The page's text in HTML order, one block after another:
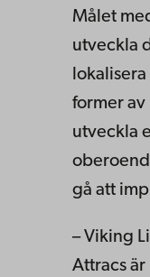
Målet
utveckla
former av
utveckla
gå att
– Viking
Attracs är